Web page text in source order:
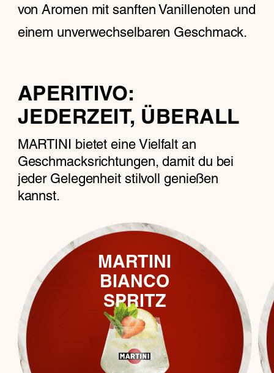
von Aromen mit sanften Vanillenoten und
einem unverwechselbaren Geschmack.
APERITIVO:
JEDERZEIT, ÜBERALL
MARTINI bietet eine Vielfalt an
Geschmacksrichtungen, damit du bei
jeder Gelegenheit stilvoll genießen
kannst.
MARTINI
BIANCO
SPRITZ